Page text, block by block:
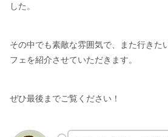
した。
その中でも素敵な雰囲気で、また行きた
フェを紹介させていただきます。
ぜひ最後までご覧ください！